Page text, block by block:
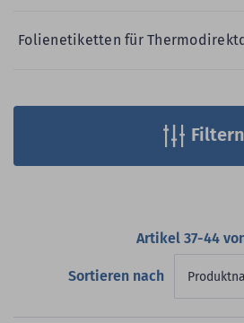
Folienetiketten für
Artikel 37-44
Sortieren nach
Filtern